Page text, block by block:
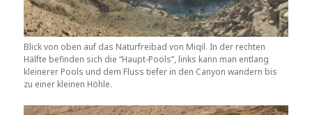
Blick von oben auf das Naturfreibad von Miqil. In der rechten
Hälfte befinden sich die “Haupt-Pools”, links kann man entlang
kleinerer Pools und dem Fluss tiefer in den Canyon wandern bis
zu einer kleinen Höhle.